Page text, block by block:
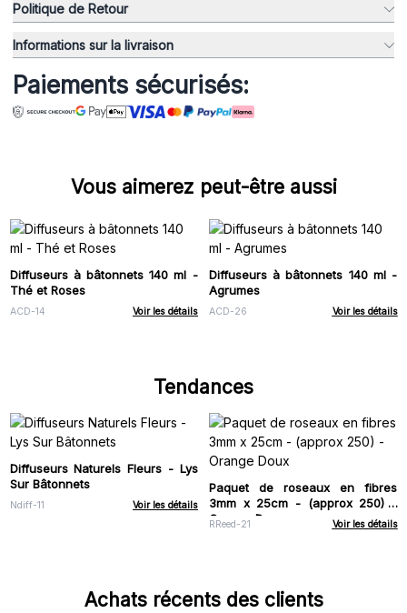
Politique de Retour
Informations sur la livraison
Paiements sécurisés:
Vous aimerez peut-être aussi
Diffuseurs à bâtonnets 140 ml -
Thé et Roses
ACD-14 Voir les détails
Diffuseurs à bâtonnets 140 ml -
Agrumes
ACD-26 Voir les détails
Tendances
Diffuseurs Naturels Fleurs - Lys
Sur Bâtonnets
Ndiff-11 Voir les détails
Paquet de roseaux en fibres
3mm x 25cm - (approx 250) -
Orange Doux
RReed-21 Voir les détails
Achats récents des clients